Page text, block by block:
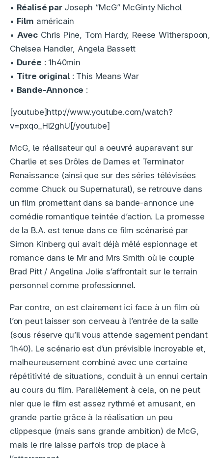
• Réalisé parJoseph “McG” McGinty Nichol
• Film américain
• Avec Chris Pine, Tom Hardy, Reese Witherspoon,
Chelsea Handler, Angela Bassett
• Durée : 1h40min
• Titre original : This Means War
• Bande-Annonce :
[youtube]http://www.youtube.com/watch?
v=pxqo_Hl2ghU[/youtube]
McG, le réalisateur qui a oeuvré auparavant sur
Charlie et ses Drôles de Dames et Terminator
Renaissance (ainsi que sur des séries télévisées
comme Chuck ou Supernatural), se retrouve dans
un film promettant dans sa bande-annonce une
comédie romantique teintée d’action. La promesse
de la B.A. est tenue dans ce film scénarisé par
Simon Kinberg qui avait déjà mêlé espionnage et
romance dans le Mr and Mrs Smith où le couple
Brad Pitt / Angelina Jolie s’affrontait sur le terrain
personnel comme professionnel.
Par contre, on est clairement ici face à un film où
l’on peut laisser son cerveau à l’entrée de la salle
(sous réserve qu’il vous attende sagement pendant
1h40). Le scénario est d’un prévisible incroyable et,
malheureusement combiné avec une certaine
répétitivité de situations, conduit à un ennui certain
au cours du film. Parallèlement à cela, on ne peut
nier que le film est assez rythmé et amusant, en
grande partie grâce à la réalisation un peu
clippesque (mais sans grande ambition) de McG,
mais le rire laisse parfois trop de place à